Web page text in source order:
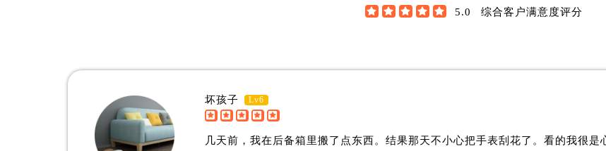
辽宁省本溪市平山区胜利路欧米茄售后服务中心（需提前预约）
辽宁省葫芦岛市连山区中央路欧米茄售后服务中心（需提前预约）
辽宁省锦州市古塔区中央大街欧米茄售后服务中心（需提前预约）
辽宁省辽阳市白塔区新运大街欧米茄售后服务中心（需提前预约）
哈尔滨欧米茄维修中心
的高级技师之一
     5.0 综合客户满意度评分
坏孩子 Lv6
几天前，我在后备箱里搬了点东西。结果那天不小心把手表刮花了。看的我很